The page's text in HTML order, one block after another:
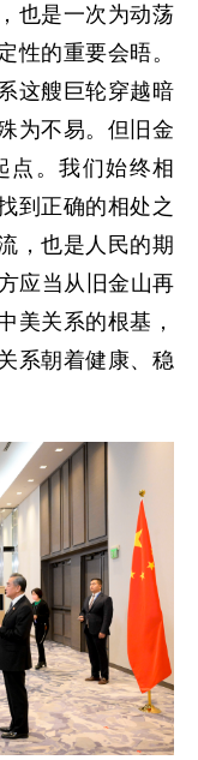
也是一次为动荡
性的重要会晤。
这艘巨轮穿越暗
为不易。但旧金
点。我们始终相
到正确的相处之
，也是人民的期
应当从旧金山再
美关系的根基，
系朝着健康、稳